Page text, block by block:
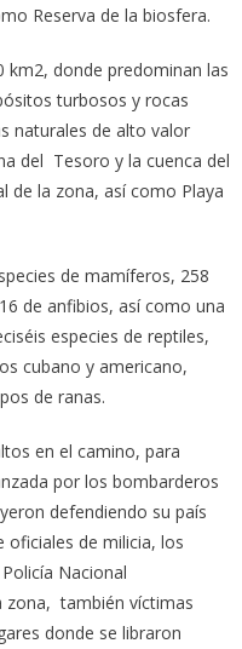
Reserva de la biosfera.
km2, donde predominan las
turbosos y rocas
naturales de alto valor
del Tesoro y la cuenca del
de la zona, así como Playa
de mamíferos, 258
de anfibios, así como una
especies de reptiles,
cubano y americano,
de ranas.
en el camino, para
por los bombarderos
defendiendo su país
oficiales de milicia, los
Nacional
zona, también víctimas
donde se libraron